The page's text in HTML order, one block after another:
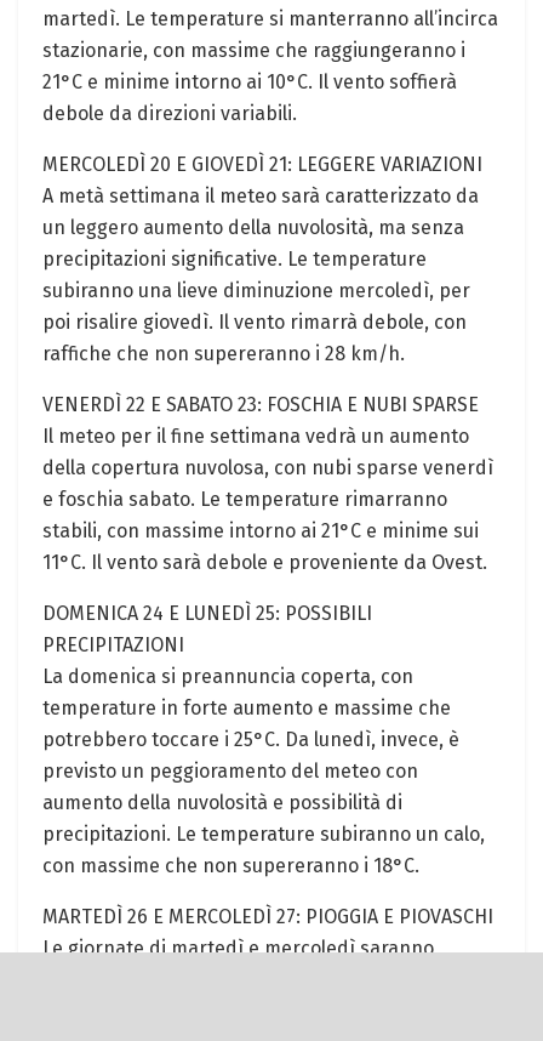
martedì. Le temperature si manterranno all’incirca
stazionarie, con massime che raggiungeranno i
21°C e minime intorno ai 10°C. Il vento soffierà
debole da direzioni variabili.
MERCOLEDÌ 20 E GIOVEDÌ 21: LEGGERE VARIAZIONI
A metà settimana il meteo sarà caratterizzato da
un leggero aumento della nuvolosità, ma senza
precipitazioni significative. Le temperature
subiranno una lieve diminuzione mercoledì, per
poi risalire giovedì. Il vento rimarrà debole, con
raffiche che non supereranno i 28 km/h.
VENERDÌ 22 E SABATO 23: FOSCHIA E NUBI SPARSE
Il meteo per il fine settimana vedrà un aumento
della copertura nuvolosa, con nubi sparse venerdì
e foschia sabato. Le temperature rimarranno
stabili, con massime intorno ai 21°C e minime sui
11°C. Il vento sarà debole e proveniente da Ovest.
DOMENICA 24 E LUNEDÌ 25: POSSIBILI
PRECIPITAZIONI
La domenica si preannuncia coperta, con
temperature in forte aumento e massime che
potrebbero toccare i 25°C. Da lunedì, invece, è
previsto un peggioramento del meteo con
aumento della nuvolosità e possibilità di
precipitazioni. Le temperature subiranno un calo,
con massime che non supereranno i 18°C.
MARTEDÌ 26 E MERCOLEDÌ 27: PIOGGIA E PIOVASCHI
Le giornate di martedì e mercoledì saranno